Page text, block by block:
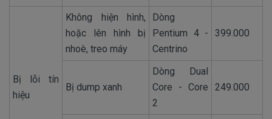
Bị lỗi tín
hiệu
Không hiện hình,
hoặc lên hình bị
nhoè, treo máy
Dòng
Pentium 4 -
Centrino
399.000
Bị dump xanh
Dòng Dual
Core - Core
2
249.000